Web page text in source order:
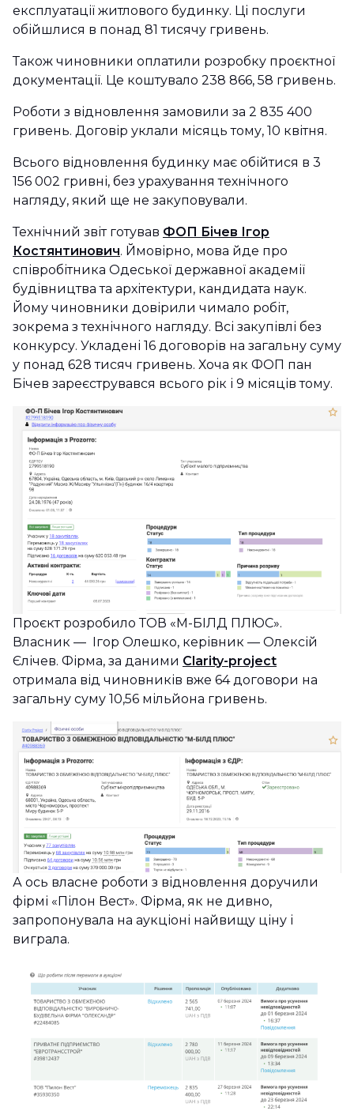
експлуатації житлового будинку. Ці послуги
обійшлися в понад 81 тисячу гривень.
Також чиновники оплатили розробку проєктної
документації. Це коштувало 238 866, 58 гривень.
Роботи з відновлення замовили за 2 835 400
гривень. Договір уклали місяць тому, 10 квітня.
Всього відновлення будинку має обійтися в 3
156 002 гривні, без урахування технічного
нагляду, який ще не закуповували.
Технічний звіт готував ФОП Бічев Ігор
Костянтинович. Ймовірно, мова йде про
співробітника Одеської державної академії
будівництва та архітектури, кандидата наук.
Йому чиновники довірили чимало робіт,
зокрема з технічного нагляду. Всі закупівлі без
конкурсу. Укладені 16 договорів на загальну суму
у понад 628 тисяч гривень. Хоча як ФОП пан
Бічев зареєструвався всього рік і 9 місяців тому.
Проєкт розробило ТОВ «М-БІЛД ПЛЮС».
Власник — Ігор Олешко, керівник — Олексій
Єлічев. Фірма, за даними Clarity-project
отримала від чиновників вже 64 договори на
загальну суму 10,56 мільйона гривень.
А ось власне роботи з відновлення доручили
фірмі «Пілон Вест». Фірма, як не дивно,
запропонувала на аукціоні найвищу ціну і
виграла.